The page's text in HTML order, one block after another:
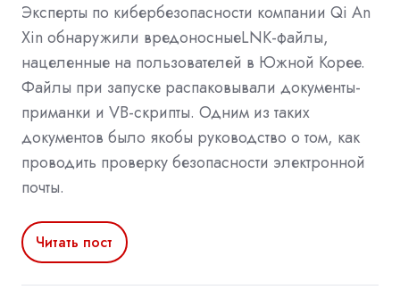
Эксперты по кибербезопасности компании Qi An
Xin обнаружили вредоносныеLNK-файлы,
нацеленные на пользователей в Южной Корее.
Файлы при запуске распаковывали документы-
приманки и VB-скрипты. Одним из таких
документов было якобы руководство о том, как
проводить проверку безопасности электронной
почты.
Читать пост